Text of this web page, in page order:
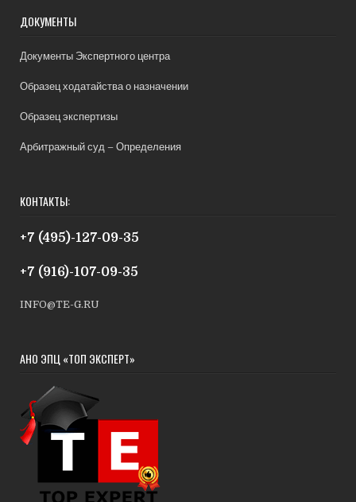
ДОКУМЕНТЫ
Документы Экспертного центра
Образец ходатайства о назначении
Образец экспертизы
Арбитражный суд – Определения
КОНТАКТЫ:
+7 (495)-127-09-35
+7 (916)-107-09-35
INFO@TE-G.RU
АНО ЭПЦ «ТОП ЭКСПЕРТ»